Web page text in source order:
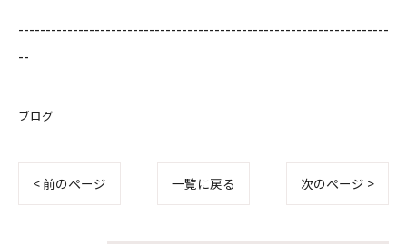
--------------------------------------------------------------------
--
ブログ
< 前のページ 一覧に戻る 次のページ >